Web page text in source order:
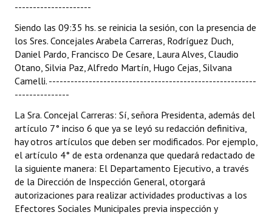
---------------------
Siendo las 09:35 hs. se reinicia la sesión, con la presencia de
los Sres. Concejales Arabela Carreras, Rodríguez Duch,
Daniel Pardo, Francisco De Cesare, Laura Alves, Claudio
Otano, Silvia Paz, Alfredo Martín, Hugo Cejas, Silvana
Camelli. ---------------------------------------------------------
---------------
La Sra. Concejal Carreras: Sí, señora Presidenta, además del
artículo 7° inciso 6 que ya se leyó su redacción definitiva,
hay otros artículos que deben ser modificados. Por ejemplo,
el artículo 4° de esta ordenanza que quedará redactado de
la siguiente manera: El Departamento Ejecutivo, a través
de la Dirección de Inspección General, otorgará
autorizaciones para realizar actividades productivas a los
Efectores Sociales Municipales previa inspección y